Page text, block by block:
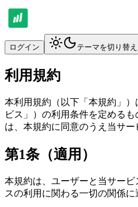
ログイン テーマを切り替え
利用規約
本利用規約（以下「本規約」）
ビス」）の利用条件を定める
は、本規約に同意のうえ当サー
第1条（適用）
本規約は、ユーザーと当サー
スの利用に関わる一切の関係に